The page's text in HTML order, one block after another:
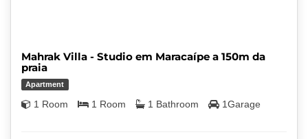
Mahrak Villa - Studio em Maracaípe a 150m da
praia
Apartment
1 Room 1 Room 1 Bathroom 1Garage